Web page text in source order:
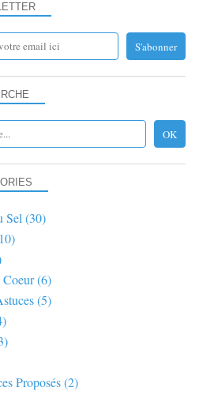
Sel (30)
(6)
(5)
Proposés(2)